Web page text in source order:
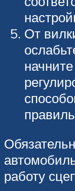
От
работу